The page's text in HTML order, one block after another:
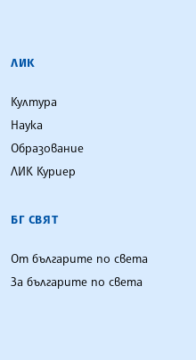
ЛИК
Култура
Наука
Образование
ЛИК Куриер
БГ СВЯТ
От българите по света
За българите по света